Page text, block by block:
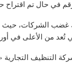
في حال تم اقتراح
غضب الشركات، حيث
تُعد من الأعلى في
التنظيف التجارية